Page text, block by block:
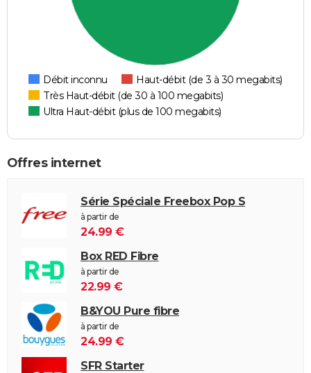
Débit inconnu
Haut-débit (de 3 à 30 megabits)
Très Haut-débit (de 30 à 100 megabits)
Ultra Haut-débit (plus de 100 megabits)
Offres internet
Série Spéciale Freebox Pop S
à partir de
24.99 €
Box RED Fibre
à partir de
22.99 €
B&YOU Pure fibre
à partir de
24.99 €
SFR Starter